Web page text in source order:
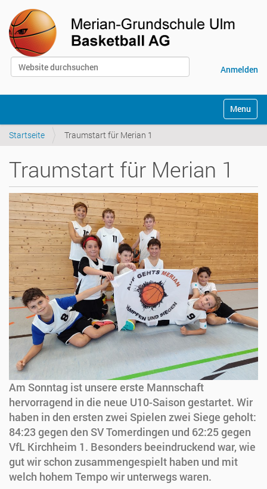
Website durchsuchen
Anmelden
k
Toggle
Startseite Traumstart für Merian 1
Traumstart für Merian 1
Am Sonntag ist unsere erste Mannschaft
hervorragend in die neue U10-Saison gestartet. Wir
haben in den ersten zwei Spielen zwei Siege geholt:
84:23 gegen den SV Tomerdingen und 62:25 gegen
VfL Kirchheim 1. Besonders beeindruckend war, wie
gut wir schon zusammengespielt haben und mit
welch hohem Tempo wir unterwegs waren.